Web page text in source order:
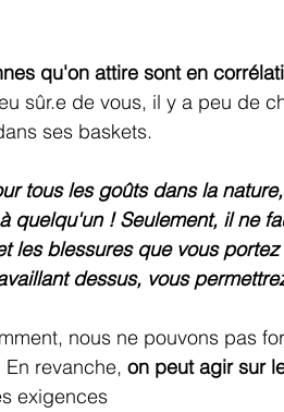
qu'on attire sont en
sûr.e de vous, il y a peu de
ses baskets.
tous les goûts dans la
quelqu'un ! Seulement, il ne
les blessures que vous
dessus, vous
nous ne pouvons pas
revanche, on peut agir sur
exigences